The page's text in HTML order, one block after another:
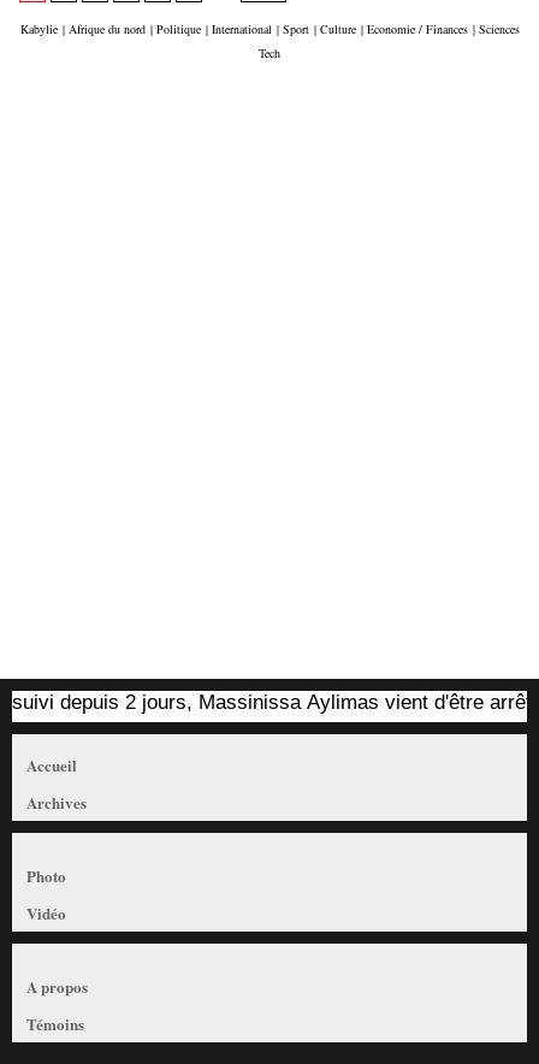
Kabylie | Afrique du nord | Politique | International | Sport | Culture | Economie / Finances | Sciences
Tech
depuis 2 jours, Massinissa Aylimas vient d'être arrêté
Accueil
Archives
Photo
Vidéo
A propos
Témoins